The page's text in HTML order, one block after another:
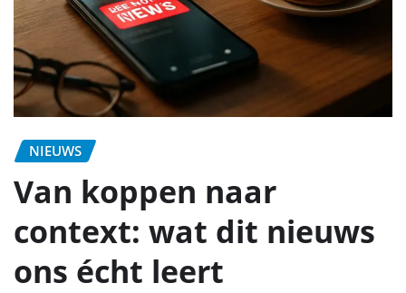
NIEUWS
Van koppen naar
context: wat dit nieuws
ons écht leert